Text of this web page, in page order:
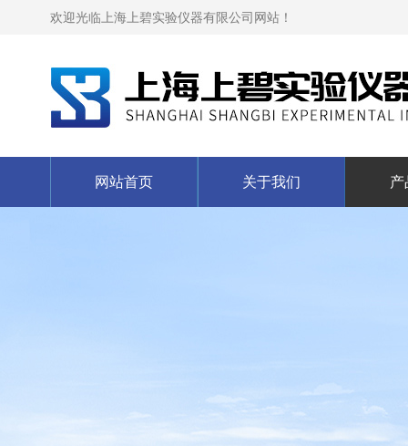
欢迎光临上海上碧实验仪器有限公司网站！
网站首页 关于我们 产